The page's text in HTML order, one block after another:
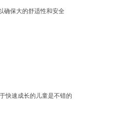
确保大的舒适性和安全
快速成长的儿童是不错的